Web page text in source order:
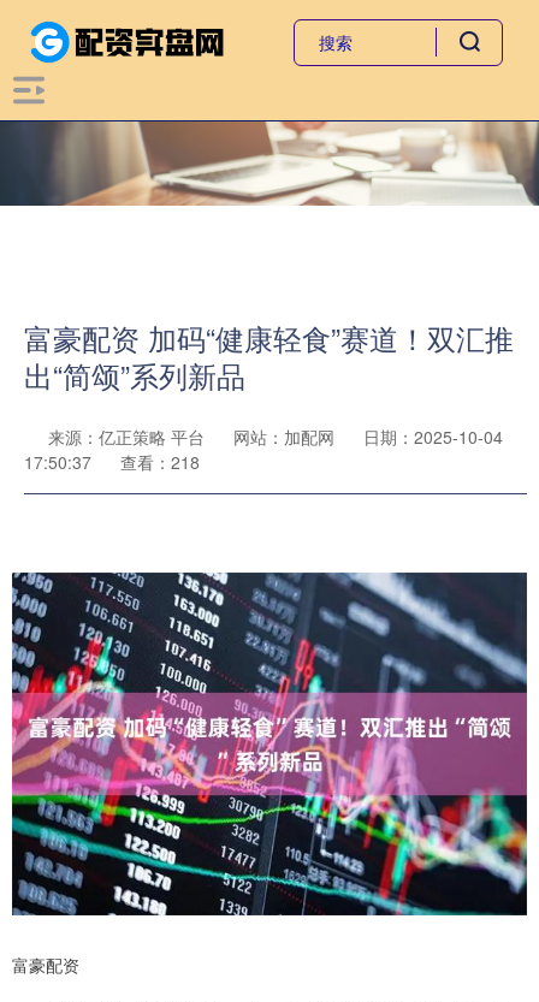
富豪配资 加码“健康轻食”赛道！双汇推
出“简颂”系列新品
来源：亿正策略 平台 网站：加配网
日期：2025-10-04
17:50:37
查看：218
富豪配资